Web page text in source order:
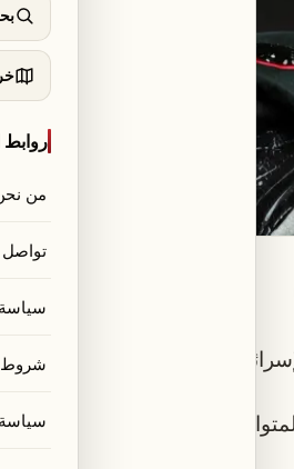
أفيخاي أدرعي عبر
في البلدات والقرى
روابط
من
تواصل
شروط
سياسة